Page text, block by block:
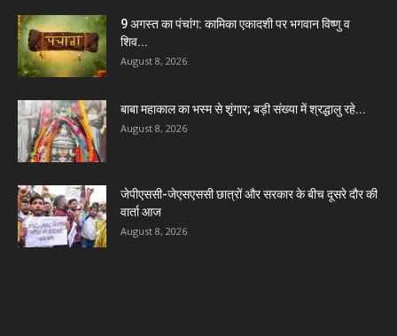
9 अगस्त का पंचांग: कामिका एकादशी पर भगवान विष्णु व
शिव...
August 8, 2026
बाबा महाकाल का भस्म से शृंगार; बड़ी संख्या में श्रद्धालु रहे...
August 8, 2026
जेपीएससी-जेएसएससी छात्रों और सरकार के बीच दूसरे दौर की
वार्ता आज
August 8, 2026